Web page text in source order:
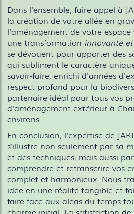
Dans l'ensemble, faire appel à
la création de votre allée en
l'aménagement de votre
une transformation innovante
se dévouent pour apporter des
qui subliment le caractère
savoir-faire, enrichi d'années
respect profond pour la
partenaire idéal pour tous vos
d'aménagement extérieur à
environs.
En conclusion, l'expertise de
s'illustre non seulement par sa
et des techniques, mais aussi
comprendre et retranscrire vos
complet et harmonieux. Nous
idée en une réalité tangible et
faire face aux aléas du temps
charme initial. La satisfaction de